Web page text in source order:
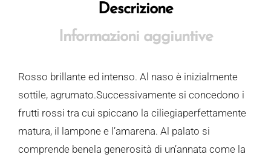
Descrizione
Informazioni aggiuntive
Rosso brillante ed intenso. Al naso è inizialmente
sottile, agrumato.Successivamente si concedono i
frutti rossi tra cui spiccano la ciliegiaperfettamente
matura, il lampone e l’amarena. Al palato si
comprende benela generosità di un’annata come la